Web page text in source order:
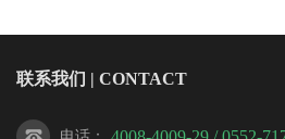
联系我们 | CONTACT